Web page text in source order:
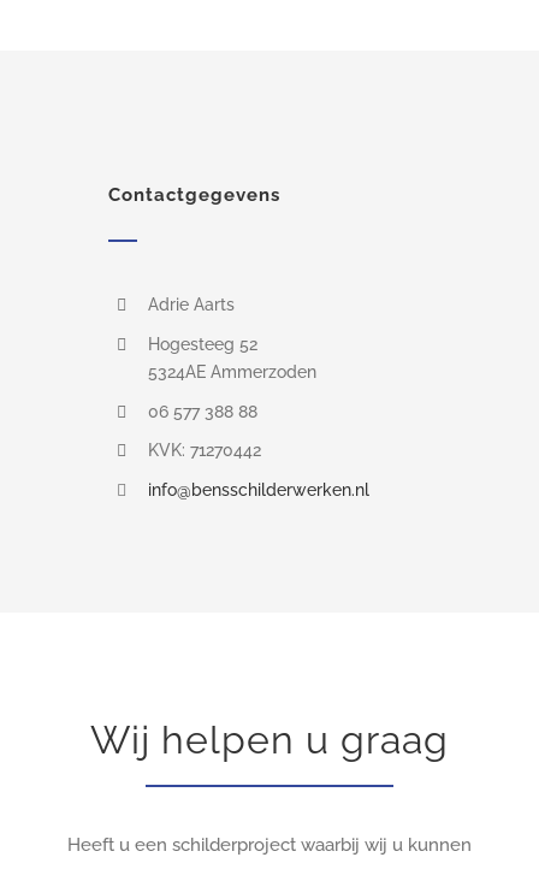
Contactgegevens
Adrie Aarts
Hogesteeg 52
5324AE Ammerzoden
06 577 388 88
KVK: 71270442
info@bensschilderwerken.nl
Wij helpen u graag
Heeft u een schilderproject waarbij wij u kunnen